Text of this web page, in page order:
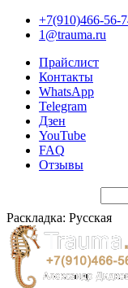
+7(910)466-56-
1@trauma.ru
Прайслист
Контакты
WhatsApp
Telegram
Дзен
YouTube
FAQ
Отзывы
Раскладка: Русская